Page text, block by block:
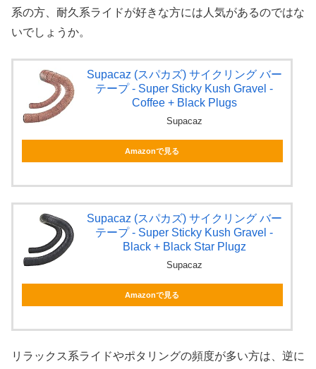
系の方、耐久系ライドが好きな方には人気があるのではな
いでしょうか。
Supacaz (スパカズ) サイクリング バー
テープ - Super Sticky Kush Gravel -
Coffee + Black Plugs
Supacaz
Amazonで見る
Supacaz (スパカズ) サイクリング バー
テープ - Super Sticky Kush Gravel -
Black + Black Star Plugz
Supacaz
Amazonで見る
リラックス系ライドやポタリングの頻度が多い方は、逆に